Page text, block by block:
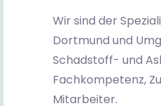
Wir sind der
Dortmund und
Schadstoff- und
Fachkompetenz,
Mitarbeiter.